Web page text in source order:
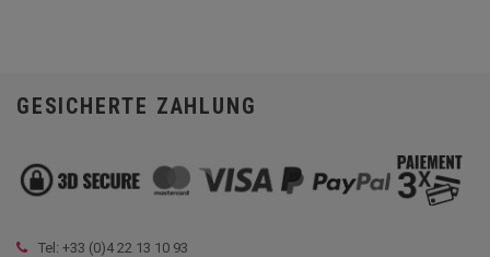
GESICHERTE ZAHLUNG
Tel: +33 (0)4 22 13 10 93